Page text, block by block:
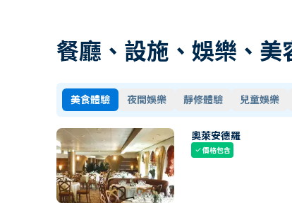
餐廳、設施、娛樂、美
美食體驗 夜間娛樂 靜修體驗 兒童娛樂
奧萊安德羅
check價格包含